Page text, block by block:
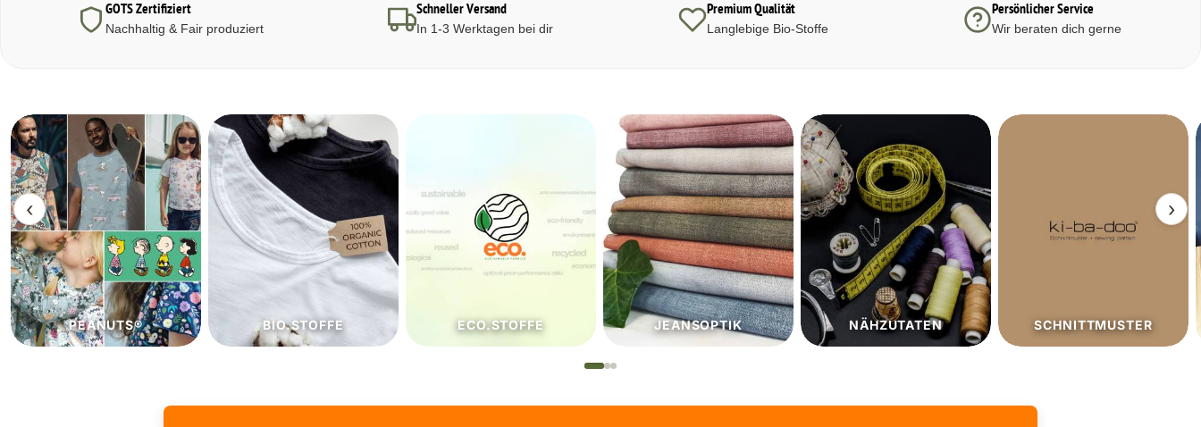
GOTS Zertifiziert
Nachhaltig & Fair produziert
Schneller Versand
In 1-3 Werktagen bei dir
Premium Qualität
Langlebige Bio-Stoffe
Persönlicher Service
Wir beraten dich gerne
‹
BIO.STOFFE ECO.STOFFE JEANSOPTIK NÄHZUTATEN SCHNITTMUSTER SALE%
›